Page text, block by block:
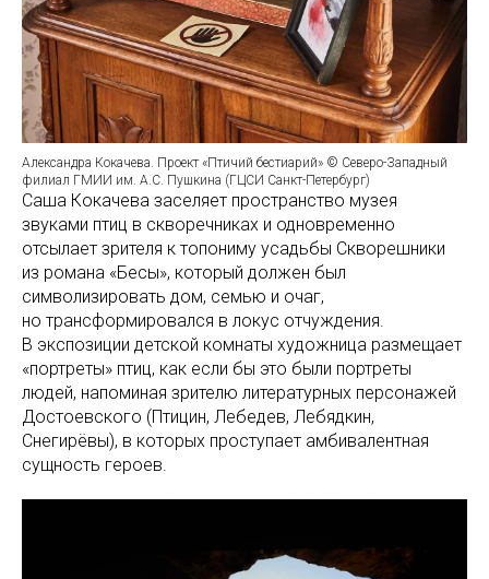
Александра Кокачева. Проект «Птичий бестиарий» © Северо-Западный
филиал ГМИИ им. А.С. Пушкина (ГЦСИ Санкт-Петербург)
Саша Кокачева заселяет пространство музея
звуками птиц в скворечниках и одновременно
отсылает зрителя к топониму усадьбы Скворешники
из романа «Бесы», который должен был
символизировать дом, семью и очаг,
но трансформировался в локус отчуждения.
В экспозиции детской комнаты художница размещает
«портреты» птиц, как если бы это были портреты
людей, напоминая зрителю литературных персонажей
Достоевского (Птицин, Лебедев, Лебядкин,
Снегирёвы), в которых проступает амбивалентная
сущность героев.